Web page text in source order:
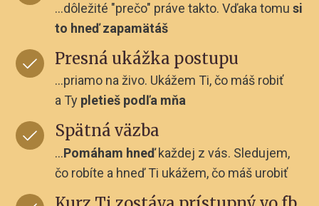
...dôležité "prečo" práve takto. Vďaka tomu si
to hneď zapamätáš
Presná ukážka postupu
...priamo na živo. Ukážem Ti, čo máš robiť
a Ty pletieš podľa mňa
Spätná väzba
...Pomáham hneďkaždej z vás. Sledujem,
čo robíte a hneď Ti ukážem, čo máš urobiť